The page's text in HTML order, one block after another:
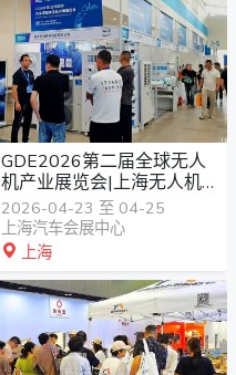
GDE2026第二届全球无人
机产业展览会|上海无人机
展
2026-04-23 至 04-25
上海汽车会展中心
上海